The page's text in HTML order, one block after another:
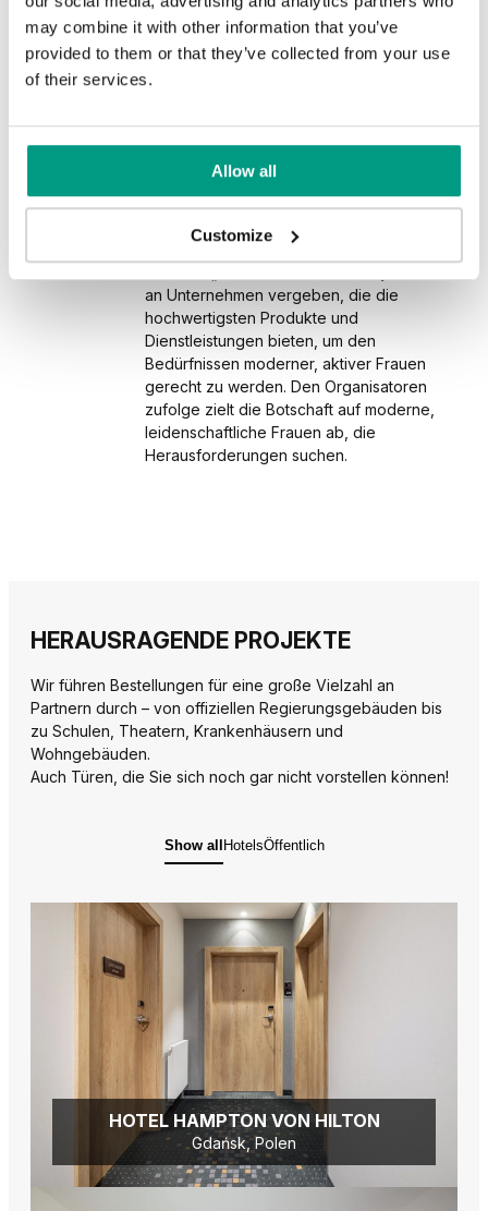
may combine it with other information that you’ve
provided to them or that they’ve collected from your use
of their services.
Allow all
Customize
auf dem Markt am beliebtesten waren.
Bestätigt werden diese Erfolge durch die
Ergebnisse der Jahresumsätze der
jeweiligen Unternehmen.
Women's brand of the
year
an Unternehmen vergeben, die die
hochwertigsten Produkte und
Dienstleistungen bieten, um den
Bedürfnissen moderner, aktiver Frauen
gerecht zu werden. Den Organisatoren
zufolge zielt die Botschaft auf moderne,
leidenschaftliche Frauen ab, die
Herausforderungen suchen.
des
Strefa
besten Marken
Leader“ wird
an
in der
zweiten Platz
HERAUSRAGENDE PROJEKTE
Wir führen Bestellungen für eine große Vielzahl an
Partnern durch – von offiziellen Regierungsgebäuden bis
zu Schulen, Theatern, Krankenhäusern und
Wohngebäuden.
Auch Türen, die Sie sich noch gar nicht vorstellen können!
Show allHotelsÖffentlich
HOTEL HAMPTON VON HILTON
Gdańsk, Polen